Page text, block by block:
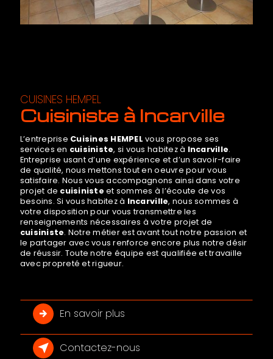
CUISINES HEMPEL
cuisiniste à Incarville
L’entreprise Cuisines HEMPEL vous propose ses
services en cuisiniste, si vous habitez à Incarville.
Entreprise usant d’une expérience et d’un savoir-faire
de qualité, nous mettons tout en oeuvre pour vous
satisfaire. Nous vous accompagnons ainsi dans votre
projet de cuisiniste et sommes à l’écoute de vos
besoins. Si vous habitez à Incarville, nous sommes à
votre disposition pour vous transmettre les
renseignements nécessaires à votre projet de
cuisiniste. Notre métier est avant tout notre passion et
le partager avec vous renforce encore plus notre désir
de réussir. Toute notre équipe est qualifiée et travaille
avec propreté et rigueur.
En savoir plus
Contactez-nous